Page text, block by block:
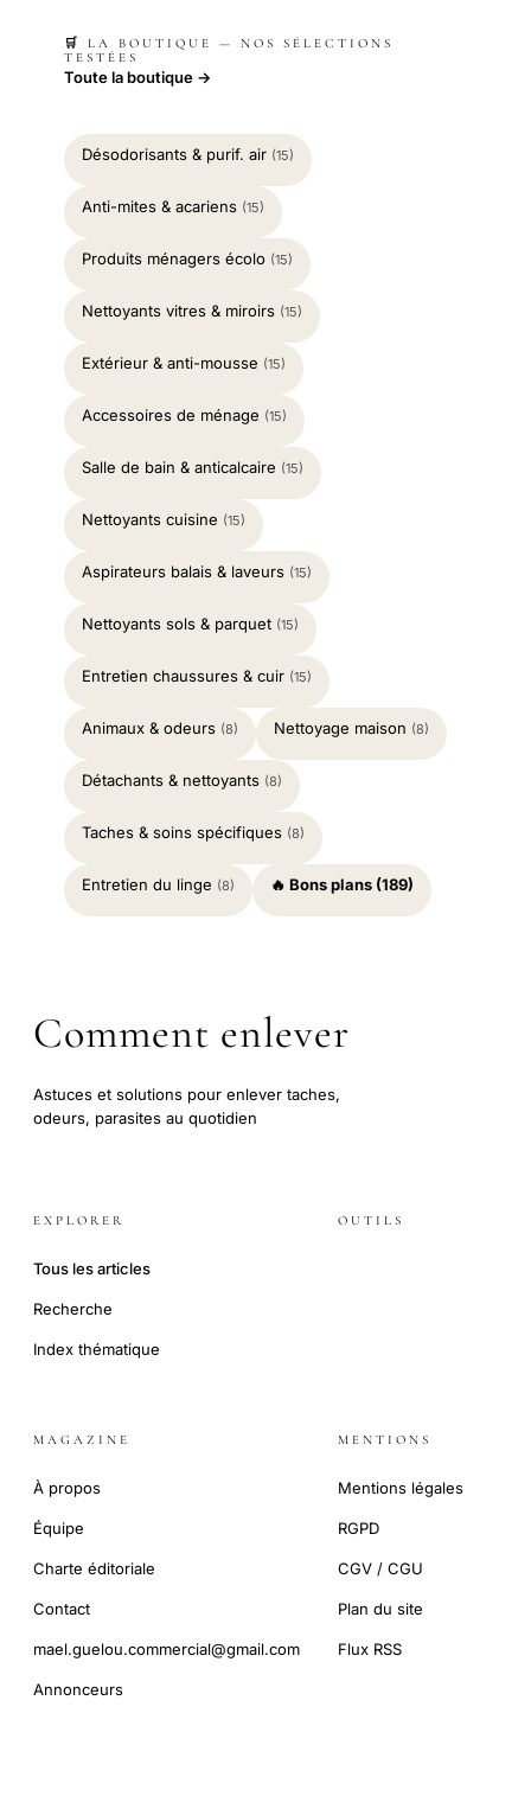
🛒 LA BOUTIQUE — NOS SÉLECTIONS
TESTÉES
Toute la boutique →
Désodorisants & purif. air (15)
Anti-mites & acariens (15)
Produits ménagers écolo (15)
Nettoyants vitres & miroirs (15)
Extérieur & anti-mousse (15)
Accessoires de ménage (15)
Salle de bain & anticalcaire (15)
Nettoyants cuisine (15)
Aspirateurs balais & laveurs (15)
Nettoyants sols & parquet (15)
Entretien chaussures & cuir (15)
Animaux & odeurs (8) Nettoyage maison (8)
Détachants & nettoyants (8)
Taches & soins spécifiques (8)
Entretien du linge (8) 🔥 Bons plans (189)
Comment enlever
Astuces et solutions pour enlever taches,
odeurs, parasites au quotidien
EXPLORER
Tous les articles
Recherche
Index thématique
OUTILS
MAGAZINE
À propos
Équipe
Charte éditoriale
Contact
mael.guelou.commercial@gmail.com
Annonceurs
MENTIONS
Mentions légales
RGPD
CGV / CGU
Plan du site
Flux RSS